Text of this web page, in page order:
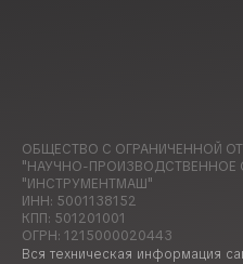
ОБЩЕСТВО С ОГРАНИЧЕННОЙ
"НАУЧНО-ПРОИЗВОДСТВЕННОЕ
"ИНСТРУМЕНТМАШ"
ИНН: 5001138152
КПП: 501201001
ОГРН: 1215000020443
Вся техническая информация